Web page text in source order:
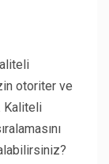
otoriter ve
Kaliteli